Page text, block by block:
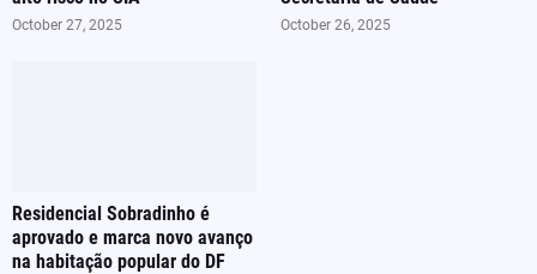
October 27, 2025 October 26, 2025
Residencial Sobradinho é
aprovado e marca novo avanço
na habitação popular do DF